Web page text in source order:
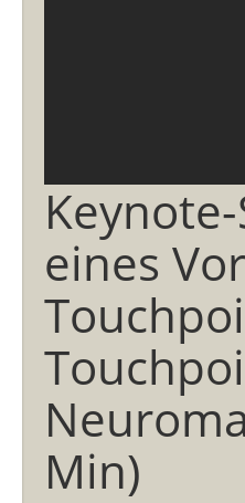
eines
Min)